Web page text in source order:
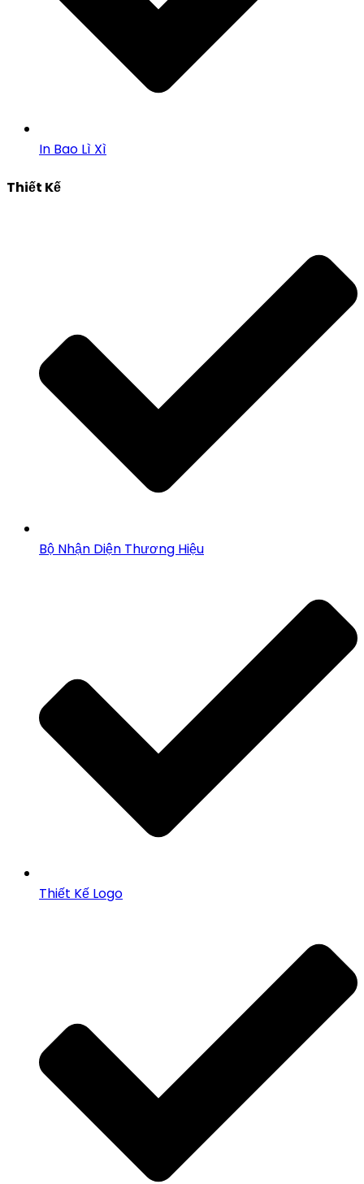
In Bao Lì Xì
Thiết Kế
Bộ Nhận Diện Thương Hiệu
Thiết Kế Logo